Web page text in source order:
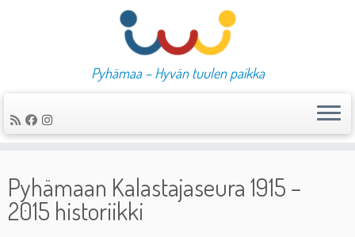
to
content
Pyhämaa – Hyvän tuulen paikka
Pyhämaan Kalastajaseura 1915 –
2015 historiikki